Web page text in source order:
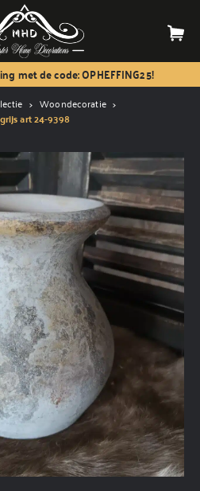
met de code: OPHEFFING25!
Woondecoratie
art 24-9398